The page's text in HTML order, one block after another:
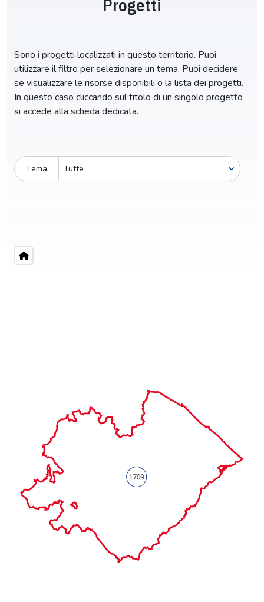
Progetti
Sono i progetti localizzati in questo territorio. Puoi
utilizzare il filtro per selezionare un tema. Puoi decidere
se visualizzare le risorse disponibili o la lista dei progetti.
In questo caso cliccando sul titolo di un singolo progetto
si accede alla scheda dedicata.
Tema